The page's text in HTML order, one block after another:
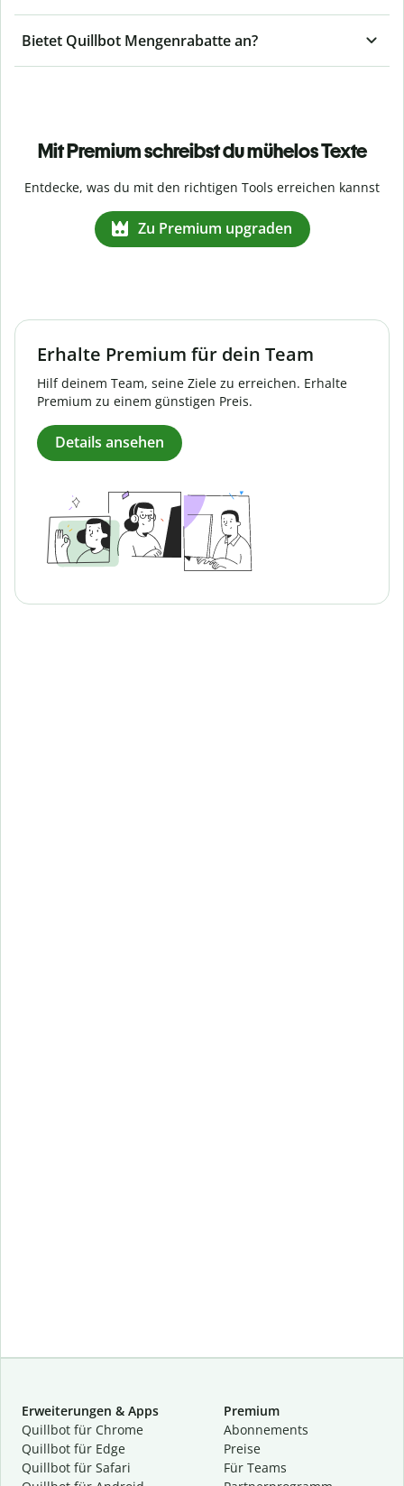
Bietet Quillbot Mengenrabatte an?
Mit Premium schreibst du mühelos Texte
Entdecke, was du mit den richtigen Tools erreichen kannst
Zu Premium upgraden
Erhalte Premium für dein Team
Hilf deinem Team, seine Ziele zu erreichen. Erhalte
Premium zu einem günstigen Preis.
Details ansehen
Erweiterungen & Apps
Quillbot für Chrome
Quillbot für Edge
Quillbot für Safari
Premium
Abon­ne­ments
Preise
Für Teams